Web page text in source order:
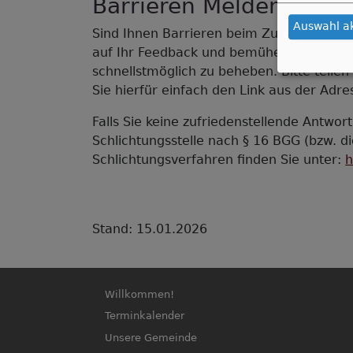
Barrieren Melden,
Sind Ihnen Barrieren beim Zugang zu
auf Ihr Feedback und bemühen uns, die
schnellstmöglich zu beheben. Bitte
Sie hierfür einfach den Link aus der
Falls Sie keine zufriedenstellende
Schlichtungsstelle nach § 16 BGG (bzw.
Schlichtungsverfahren finden Sie unter:
Stand: 15.01.2026
Hauptnavigation
Willkommen!
Terminkalender
Unsere Gemeinde
Auswahl